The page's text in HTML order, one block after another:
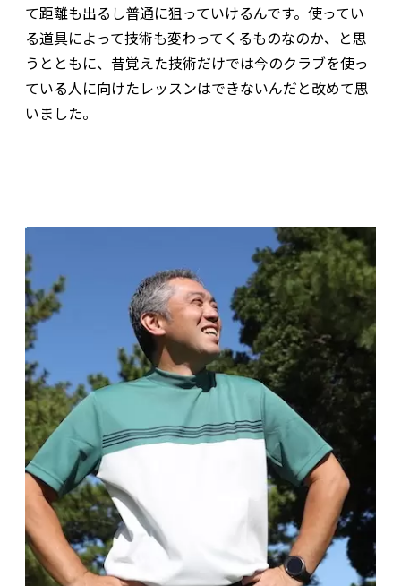
て距離も出るし普通に狙っていけるんです。使ってい
る道具によって技術も変わってくるものなのか、と思
うとともに、昔覚えた技術だけでは今のクラブを使っ
ている人に向けたレッスンはできないんだと改めて思
いました。